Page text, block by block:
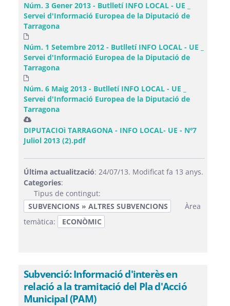
Núm. 3 Gener 2013 - Butlletí INFO LOCAL - UE _
Servei d'Informació Europea de la Diputació de
Tarragona
Núm. 1 Setembre 2012 - Butlletí INFO LOCAL - UE _
Servei d'Informació Europea de la Diputació de
Tarragona
Núm. 6 Maig 2013 - Butlletí INFO LOCAL - UE _
Servei d'Informació Europea de la Diputació de
Tarragona
DIPUTACIOì TARRAGONA - INFO LOCAL- UE - Nº7
Juliol 2013 (2).pdf
Última actualització: 24/07/13. Modificat fa 13 anys.
Categories:
Tipus de contingut:
SUBVENCIONS » ALTRES SUBVENCIONS
Àrea
temàtica:
ECONÒMIC
Subvenció: Informació d'interès en
relació a la tramitació del Pla d'Acció
Municipal (PAM)